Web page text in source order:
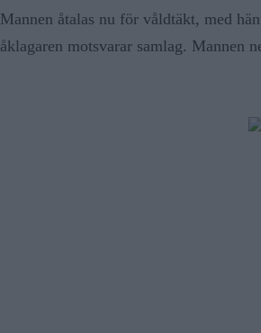
Mannen åtalas nu för våldtäkt, med
åklagaren motsvarar samlag. Mannen